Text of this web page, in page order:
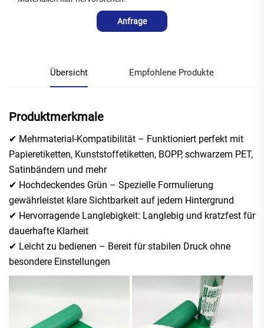
Anfrage
Übersicht Empfohlene Produkte
Produktmerkmale
✔ Mehrmaterial-Kompatibilität – Funktioniert perfekt mit
Papieretiketten, Kunststoffetiketten, BOPP, schwarzem PET,
Satinbändern und mehr
✔ Hochdeckendes Grün – Spezielle Formulierung
gewährleistet klare Sichtbarkeit auf jedem Hintergrund
✔ Hervorragende Langlebigkeit: Langlebig und kratzfest für
dauerhafte Klarheit
✔ Leicht zu bedienen – Bereit für stabilen Druck ohne
besondere Einstellungen